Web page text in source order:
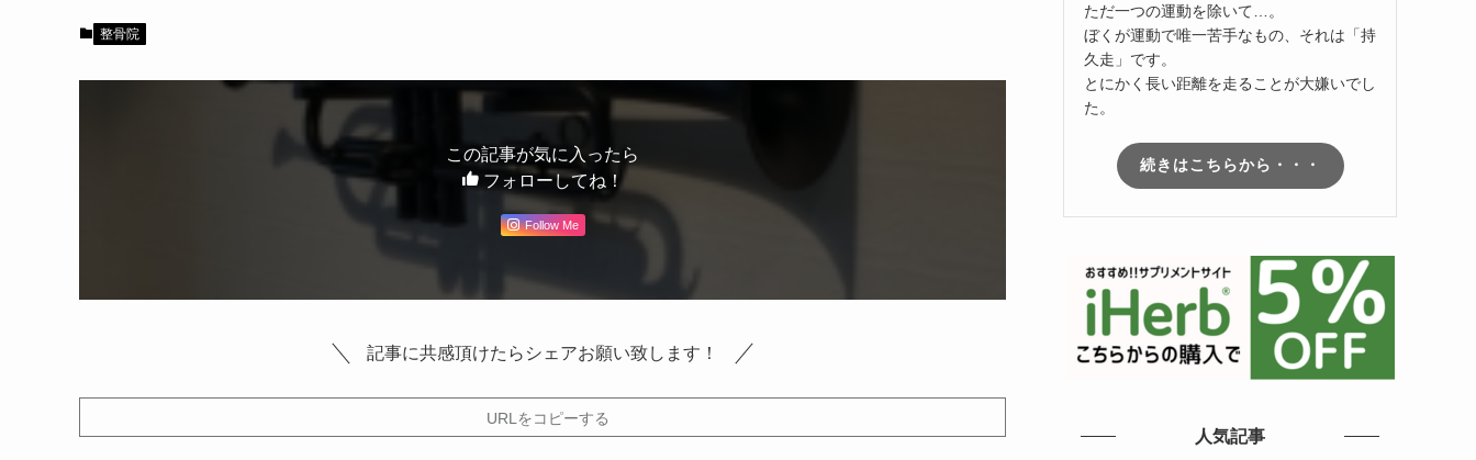
整骨院
この記事が気に入ったら
フォローしてね！
Follow Me
記事に共感頂けたらシェアお願い致します！
URLをコピーする
ただ一つの運動を除いて…。
ぼくが運動で唯一苦手なもの、それは「持
久走」です。
とにかく長い距離を走ることが大嫌いでし
た。
続きはこちらから・・・
人気記事